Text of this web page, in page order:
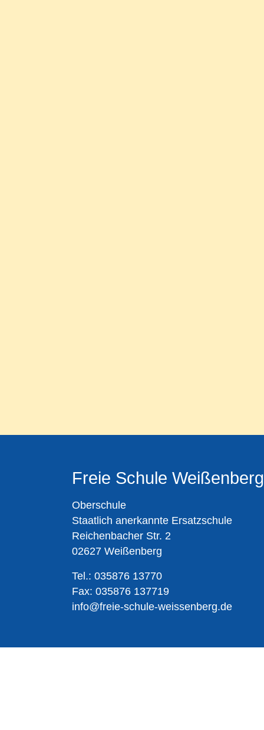
Freie Schule Weißenberg
Oberschule
Staatlich anerkannte Ersatzschule
Reichenbacher Str. 2
02627 Weißenberg
Tel.: 035876 13770
Fax: 035876 137719
info@freie-schule-weissenberg.de